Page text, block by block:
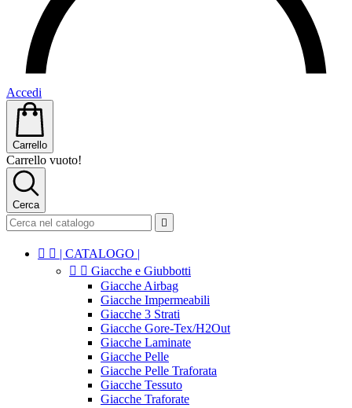
Accedi
Carrello
Carrello vuoto!
Cerca

  | CATALOGO |
  Giacche e Giubbotti
Giacche Airbag
Giacche Impermeabili
Giacche 3 Strati
Giacche Gore-Tex/H2Out
Giacche Laminate
Giacche Pelle
Giacche Pelle Traforata
Giacche Tessuto
Giacche Traforate